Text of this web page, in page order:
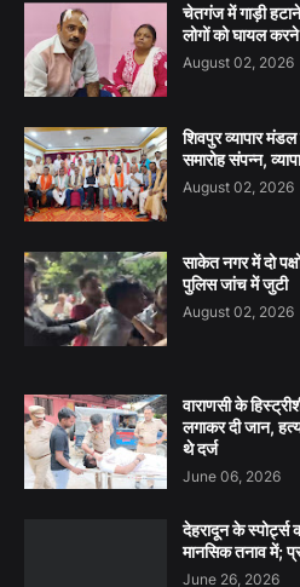
चेतगंज में गाड़ी
लोगों को घायल
August 02, 2026
शिवपुर व्यापार
समारोह संपन्न,
August 02, 2026
साकेत नगर में दो
पुलिस जांच में जुटी
August 02, 2026
वाराणसी के
लगाकर दी जान,
थे दर्ज
June 06, 2026
देहरादून के स्पोर्ट्स
मानसिक तनाव में;
June 26, 2026